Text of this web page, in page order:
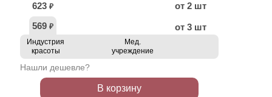
623 ₽
от 2 шт
569 ₽ от 3 шт
Индустрия
красоты
Мед.
учреждение
Нашли дешевле?
В корзину